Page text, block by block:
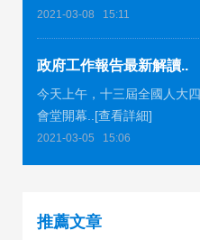
2021-03-08 15:11
政府工作報告最新解讀..
今天上午，十三屆全國人大
會堂開幕..[查看詳細]
2021-03-05 15:06
推薦文章